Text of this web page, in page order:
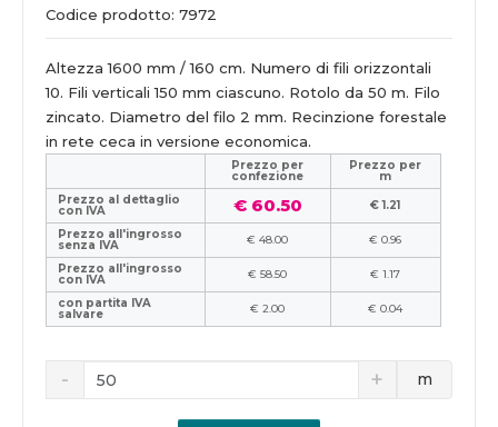
Codice prodotto: 7972
Altezza 1600 mm / 160 cm. Numero di fili orizzontali
10. Fili verticali 150 mm ciascuno. Rotolo da 50 m. Filo
zincato. Diametro del filo 2 mm. Recinzione forestale
in rete ceca in versione economica.
Prezzo per
confezione
Prezzo per
m
Prezzo al dettaglio
con IVA € 60.50
€ 1.21
Prezzo all'ingrosso
senza IVA € 48.00
€ 0.96
Prezzo all'ingrosso
con IVA € 58.50
€ 1.17
con partita IVA
salvare € 2.00 € 0.04
m